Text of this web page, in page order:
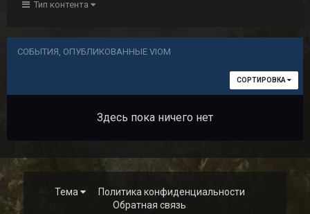
Тип контента
СОБЫТИЯ, ОПУБЛИКОВАННЫЕ VIOM
СОРТИРОВКА
Здесь пока ничего нет
Тема
Политика конфиденциальности
Обратная связь